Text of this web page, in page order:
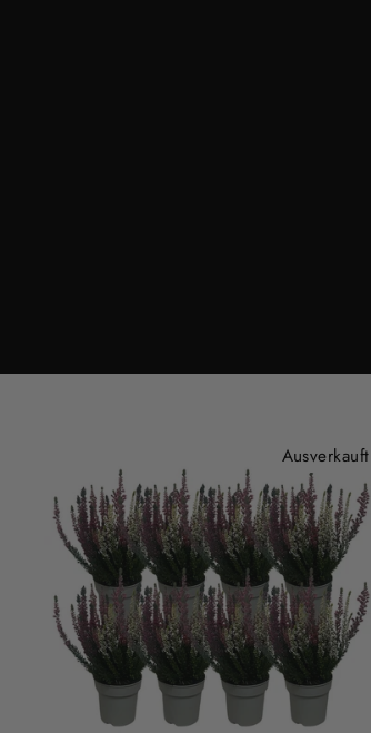
Ausverkauft